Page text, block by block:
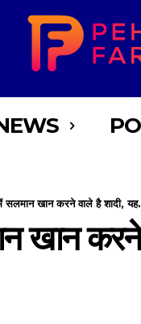
खान करने वाले है शादी,
खान करने